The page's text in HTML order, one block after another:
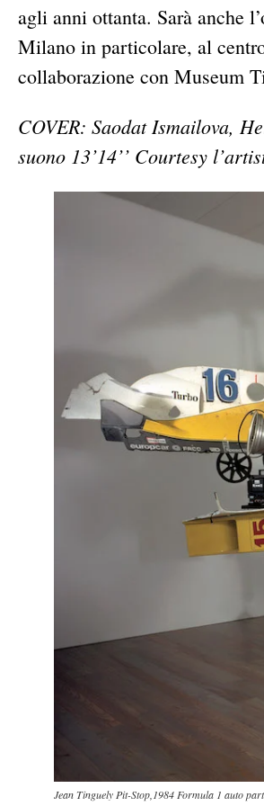
agli anni ottanta. Sarà anche
Milano in particolare, al
collaborazione con Museum
COVER: Saodat Ismailova,
suono 13’14’’ Courtesy
Jean Tinguely Pit-Stop,1984 Formula 1 auto